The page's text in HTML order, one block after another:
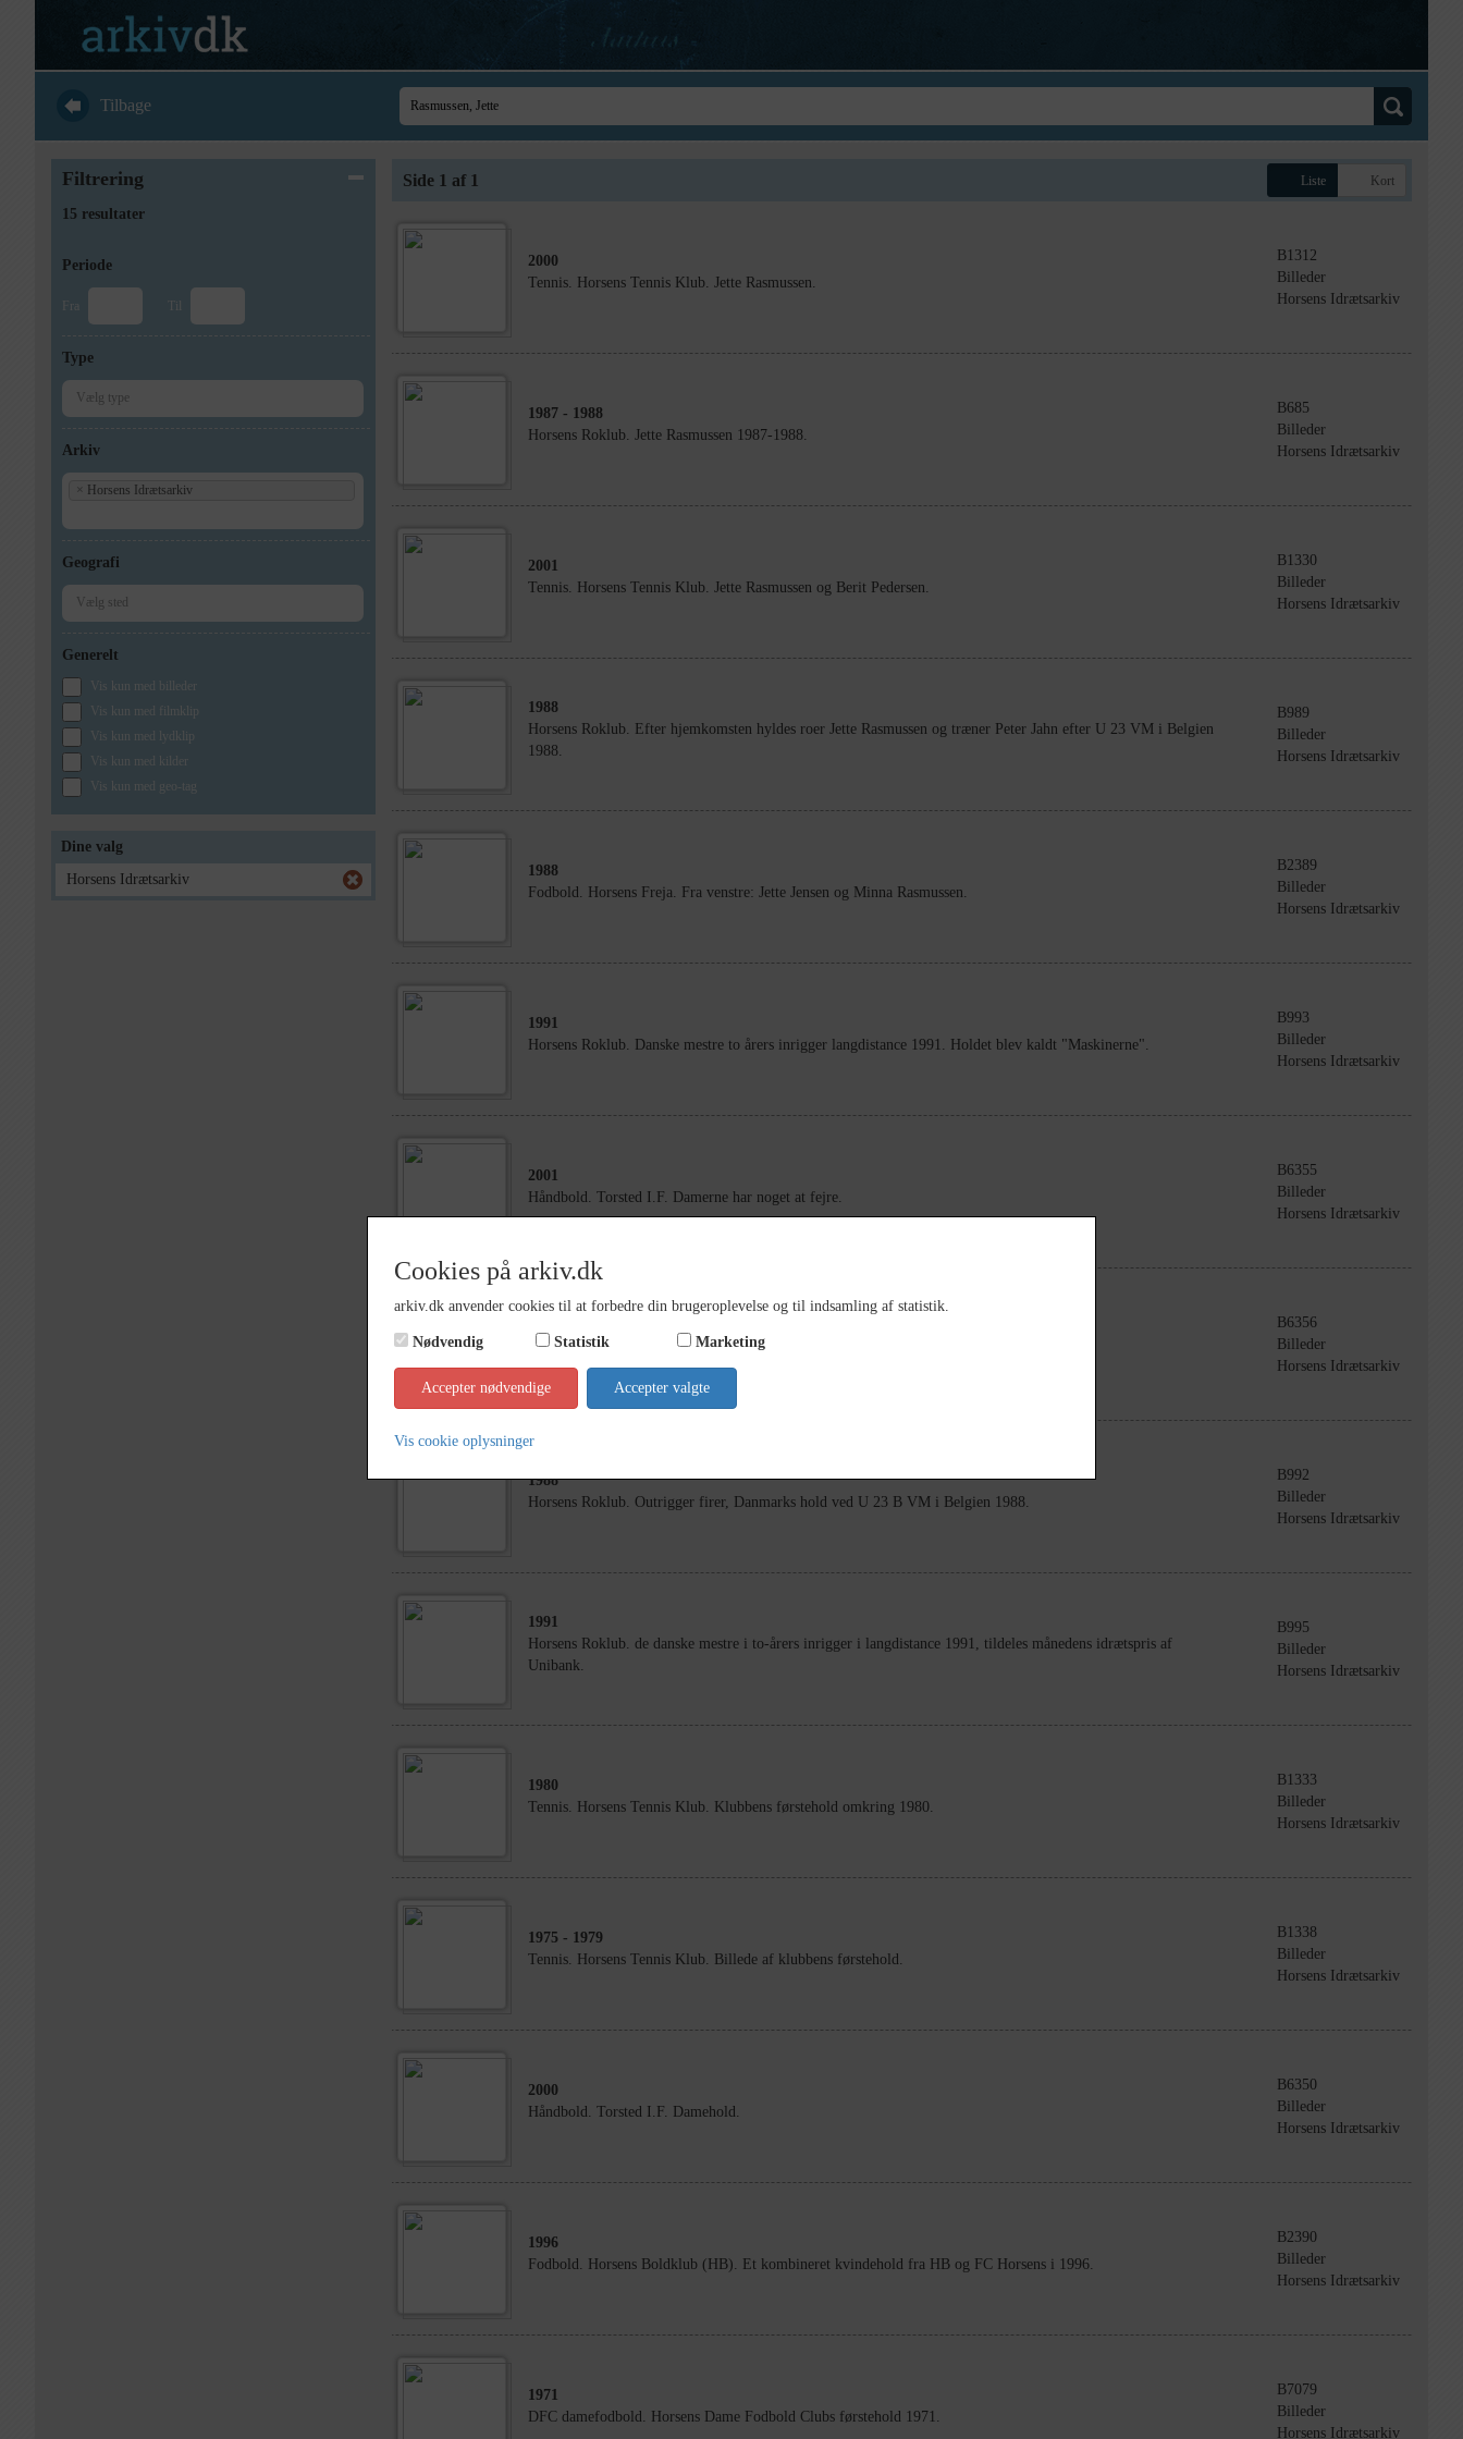
Tilbage
Filtrering
15 resultater
Periode
Fra Til
Type
Arkiv
× Horsens Idrætsarkiv
Geografi
Generelt
Vis kun med billeder
Vis kun med filmklip
Vis kun med lydklip
Vis kun med kilder
Vis kun med geo-tag
Dine valg
Horsens Idrætsarkiv
Side 1 af 1 Liste Kort
2000
Tennis. Horsens Tennis Klub. Jette Rasmussen.
B1312
Billeder
Horsens Idrætsarkiv
1987 - 1988
Horsens Roklub. Jette Rasmussen 1987-1988.
B685
Billeder
Horsens Idrætsarkiv
2001
Tennis. Horsens Tennis Klub. Jette Rasmussen og Berit Pedersen.
B1330
Billeder
Horsens Idrætsarkiv
1988
Horsens Roklub. Efter hjemkomsten hyldes roer Jette Rasmussen og træner Peter Jahn efter U 23 VM i Belgien
1988.
B989
Billeder
Horsens Idrætsarkiv
1988
Fodbold. Horsens Freja. Fra venstre: Jette Jensen og Minna Rasmussen.
B2389
Billeder
Horsens Idrætsarkiv
1991
Horsens Roklub. Danske mestre to årers inrigger langdistance 1991. Holdet blev kaldt "Maskinerne".
B993
Billeder
Horsens Idrætsarkiv
2001
Håndbold. Torsted I.F. Damerne har noget at fejre.
B6355
Billeder
Horsens Idrætsarkiv
Håndbold. Torsted I.F. Damerne har noget at fejre.
B6356
Billeder
Horsens Idrætsarkiv
1988
Horsens Roklub. Outrigger firer, Danmarks hold ved U 23 B VM i Belgien 1988.
B992
Billeder
Horsens Idrætsarkiv
1991
Horsens Roklub. de danske mestre i to-årers inrigger i langdistance 1991, tildeles månedens idrætspris af
Unibank.
B995
Billeder
Horsens Idrætsarkiv
1980
Tennis. Horsens Tennis Klub. Klubbens førstehold omkring 1980.
B1333
Billeder
Horsens Idrætsarkiv
1975 - 1979
Tennis. Horsens Tennis Klub. Billede af klubbens førstehold.
B1338
Billeder
Horsens Idrætsarkiv
2000
Håndbold. Torsted I.F. Damehold.
B6350
Billeder
Horsens Idrætsarkiv
1996
Fodbold. Horsens Boldklub (HB). Et kombineret kvindehold fra HB og FC Horsens i 1996.
B2390
Billeder
Horsens Idrætsarkiv
1971
DFC damefodbold. Horsens Dame Fodbold Clubs førstehold 1971.
B7079
Billeder
Horsens Idrætsarkiv
Cookies på arkiv.dk
arkiv.dk anvender cookies til at forbedre din brugeroplevelse og til indsamling af statistik.
Nødvendig Statistik Marketing
Accepter nødvendige Accepter valgte
Vis cookie oplysninger